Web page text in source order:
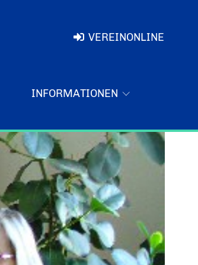
VEREINONLINE
INFORMATIONEN